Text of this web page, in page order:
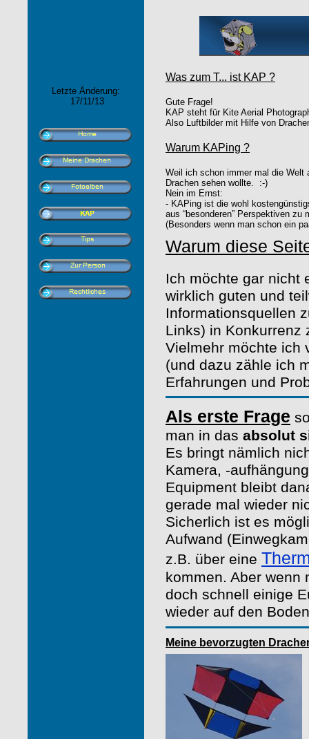
Letzte Änderung:
17/11/13
Was zum T... ist KAP ?
Gute Frage!
KAP steht für Kite Aerial
Also Luftbilder mit Hilfe von
Warum KAPing ?
Weil ich schon immer mal die Welt
Drachen sehen wollte. :-)
Nein im Ernst:
- KAPing ist die wohl
aus “besonderen” Perspektiven zu
(Besonders wenn man schon ein
Warum diese
Ich möchte gar nicht
wirklich guten und
Informationsquellen
Links) in Konkurrenz
Vielmehr möchte ich
(und dazu zähle ich
Erfahrungen und
Als erste Frage
man in das absolut
Es bringt nämlich
Kamera, -
Equipment bleibt
gerade mal wieder
Sicherlich ist es
Aufwand
z.B. über eine
kommen. Aber wenn
doch schnell einige
wieder auf den
Meine bevorzugten